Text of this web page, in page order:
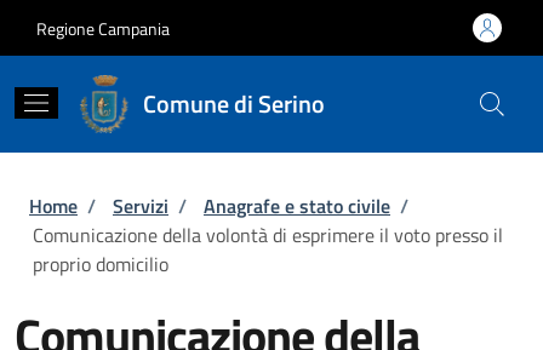
Regione Campania
Comune di Serino
Briciole di pane
Home / Servizi / Anagrafe e stato civile /
Comunicazione della volontà di esprimere il voto presso il
proprio domicilio